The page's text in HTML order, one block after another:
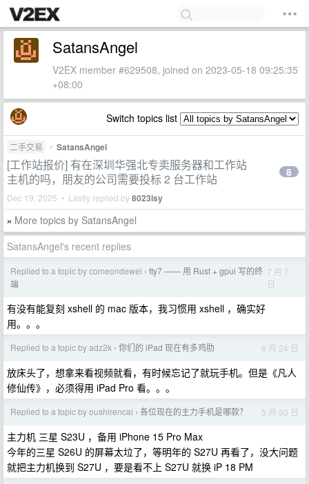
SatansAngel
V2EX member #629508, joined on 2023-05-18 09:25:35
+08:00
Switch topics list
二手交易 • SatansAngel
[工作站报价] 有在深圳华强北专卖服务器和工作站
主机的吗，朋友的公司需要投标 2 台工作站
Dec 19, 2025 • Lastly replied by8023lsy
8
» More topics by SatansAngel
SatansAngel's recent replies
Replied to a topic by comeondewei › tty7 —— 用 Rust + gpui 写的终
端
7 月 7
日
有没有能复刻 xshell 的 mac 版本，我习惯用 xshell ，确实好
用。。。
Replied to a topic by adz2k › 你们的 iPad 现在有多鸡肋 6 月 24 日
放床头了，想拿来看视频就看，有时候忘记了就玩手机。但是《凡人
修仙传》，必须得用 iPad Pro 看。。。
Replied to a topic by oushirencai › 各位现在的主力手机是哪款？ 5 月 30 日
主力机 三星 S23U ，备用 iPhone 15 Pro Max
今年的三星 S26U 的屏幕太垃了，等明年的 S27U 再看了，没大问题
就把主力机换到 S27U ，要是看不上 S27U 就换 iP 18 PM